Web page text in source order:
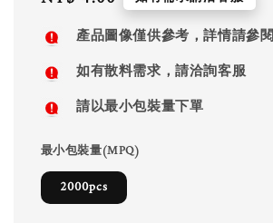
price產品圖像僅供參考，詳情請參
如有散料需求，請洽詢客服
請以最小包裝量下單
最小包裝量(MPQ)
2000pcs